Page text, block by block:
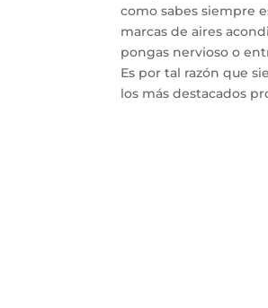
como sabes siempre
marcas de aires
pongas nervioso o
Es por tal razón que
los más destacados